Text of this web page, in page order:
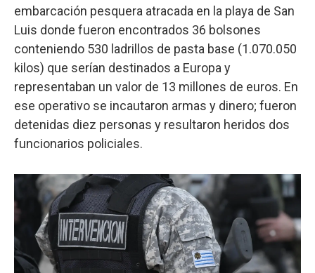
embarcación pesquera atracada en la playa de San
Luis donde fueron encontrados 36 bolsones
conteniendo 530 ladrillos de pasta base (1.070.050
kilos) que serían destinados a Europa y
representaban un valor de 13 millones de euros. En
ese operativo se incautaron armas y dinero; fueron
detenidas diez personas y resultaron heridos dos
funcionarios policiales.